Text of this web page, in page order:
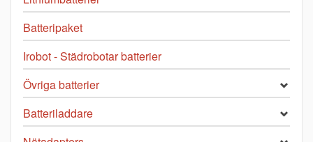
Batteripaket
Irobot - Städrobotar batterier
Övriga batterier
Batteriladdare